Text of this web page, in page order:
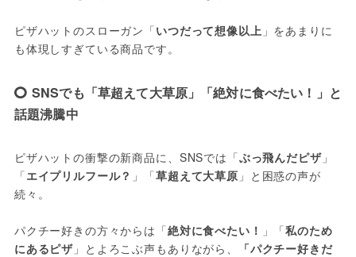
ピザハットのスローガン「いつだって想像以上 」をあまりに
も体現しすぎている商品です。
SNSでも「草超えて大草原」「絶対に食べたい！」と
話題沸騰中
ピザハットの衝撃の新商品に、SNSでは「ぶっ飛んだピザ」
「エイプリルフール？ 」「草超えて大草原 」と困惑の声が
続々。
パクチー好きの方々からは「絶対に食べたい！ 」「私のため
にあるピザ 」とよろこぶ声もありながら、
「パクチー好きだ